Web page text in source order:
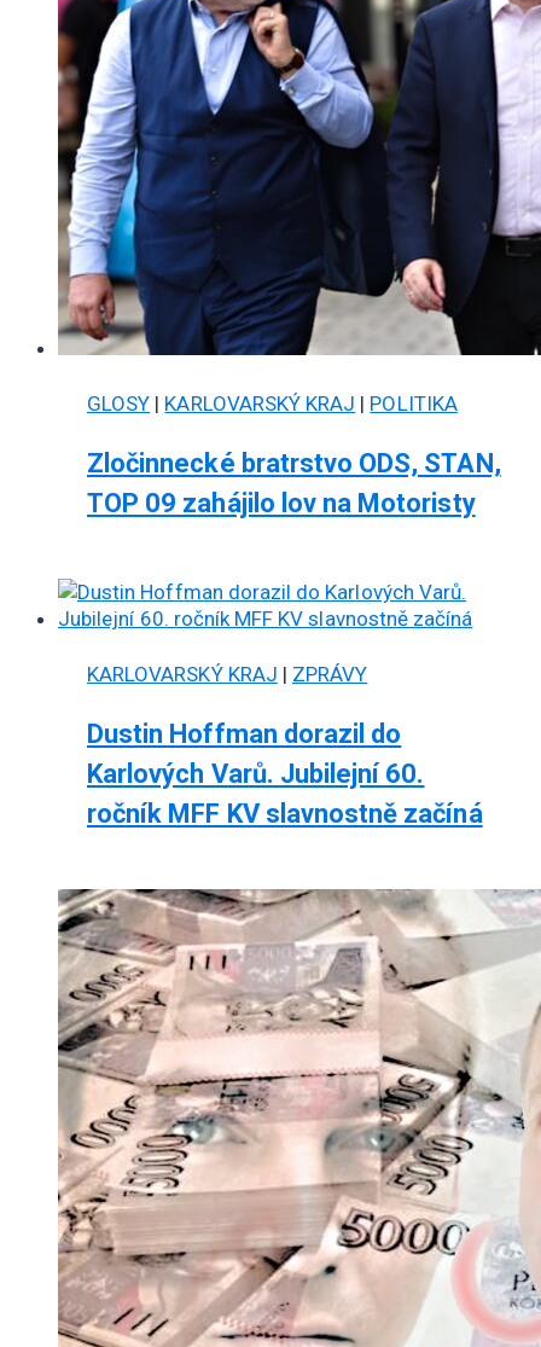
GLOSY | KARLOVARSKÝ KRAJ | POLITIKA
Zločinnecké bratrstvo ODS, STAN,
TOP 09 zahájilo lov na Motoristy
KARLOVARSKÝ KRAJ | ZPRÁVY
Dustin Hoffman dorazil do
Karlových Varů. Jubilejní 60.
ročník MFF KV slavnostně začíná